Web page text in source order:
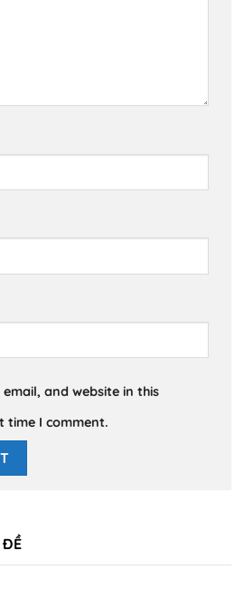
and website in this
time I comment.
ĐỀ